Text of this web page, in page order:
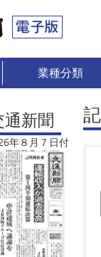
業種分類
新聞
年８月７日付